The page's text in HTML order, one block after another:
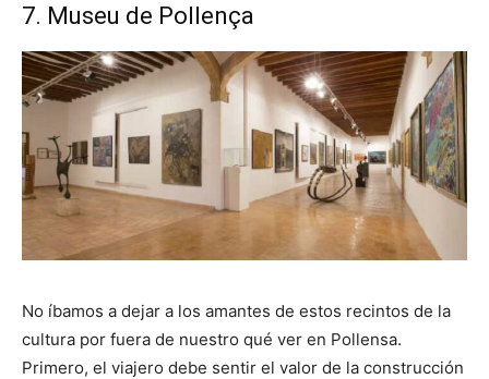
7. Museu de Pollença
No íbamos a dejar a los amantes de estos recintos de la
cultura por fuera de nuestro qué ver en Pollensa.
Primero, el viajero debe sentir el valor de la construcción